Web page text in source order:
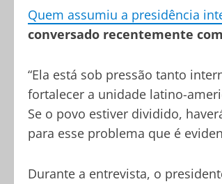
Quem assumiu a presidência
conversado recentemente
“Ela está sob pressão tanto
fortalecer a unidade latino-
Se o povo estiver dividido,
para esse problema que é
Durante a entrevista, o